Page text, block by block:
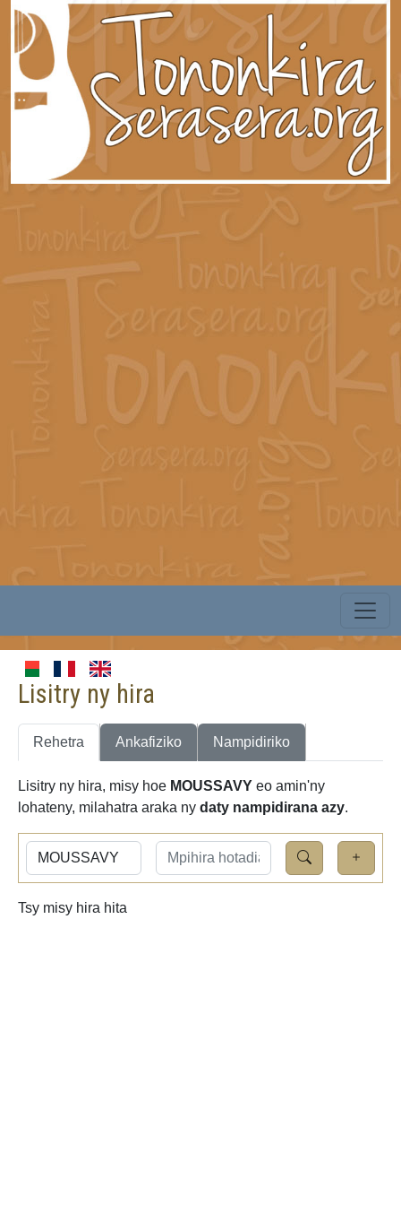
Lisitry ny hira
Rehetra Ankafiziko Nampidiriko
Lisitry ny hira, misy hoe MOUSSAVY eo amin'ny
lohateny, milahatra araka ny daty nampidirana azy.
Tsy misy hira hita